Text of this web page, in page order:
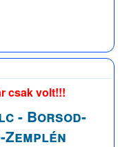
csak volt!!!
- Borsod-